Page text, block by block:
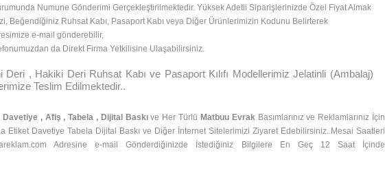
Numune Gönderimi Gerçekleştirilmektedir. Yüksek Adetli Siparişlerinizde Özel Fiyat Almak
Beğendiğiniz Ruhsat Kabı, Pasaport Kabı veya Diğer Ürünlerimizin Kodunu Belirterek
e-mail gönderebilir,
da Direkt Firma Yetkilisine Ulaşabilirsiniz.
Deri Ruhsat Kabı ve Pasaport Kılıfı Modellerimiz Jelatinli (Ambalaj)
Teslim Edilmektedir..
, Afiş , Tabela , Dijital Baskıve Her Türlü Matbuu EvrakBasımlarınız ve Reklamlarınız İçin
Etiket Davetiye Tabela Dijital Baskı ve Diğer İnternet Sitelerimizi Ziyaret Edebilirsiniz..Mesai Saatleri
Adresine e-mail Gönderdiğinizde İstediğiniz Bilgilere En Geç 12 Saat İçinde